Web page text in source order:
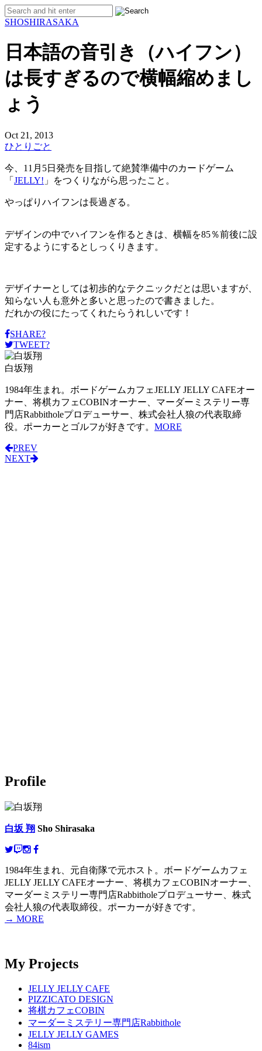
SHOSHIRASAKA
日本語の音引き（ハイフン）
は長すぎるので横幅縮めまし
ょう
Oct 21, 2013
ひとりごと
今、11月5日発売を目指して絶賛準備中のカードゲーム
「 JELLY! 」をつくりながら思ったこと。
やっぱりハイフンは長過ぎる。
デザインの中でハイフンを作るときは、横幅を85％前後に設
定するようにするとしっくりきます。
デザイナーとしては初歩的なテクニックだとは思いますが、
知らない人も意外と多いと思ったので書きました。
だれかの役にたってくれたらうれしいです！
SHARE?
TWEET?
白坂翔
1984年生まれ。ボードゲームカフェJELLY JELLY CAFEオー
ナー、将棋カフェCOBINオーナー、マーダーミステリー専
門店Rabbitholeプロデューサー、株式会社人狼の代表取締
役。ポーカーとゴルフが好きです。 MORE
PREV
NEXT
Profile
白坂 翔 Sho Shirasaka
1984年生まれ、元自衛隊で元ホスト。ボードゲームカフェ
JELLY JELLY CAFEオーナー、将棋カフェCOBINオーナー、
マーダーミステリー専門店Rabbitholeプロデューサー、株式
会社人狼の代表取締役。ポーカーが好きです。
→ MORE
My Projects
JELLY JELLY CAFE
PIZZICATO DESIGN
将棋カフェCOBIN
マーダーミステリー専門店Rabbithole
JELLY JELLY GAMES
84ism